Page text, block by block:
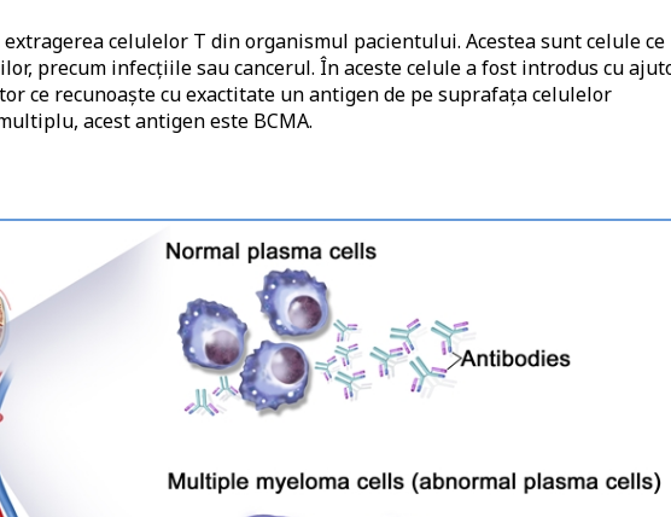
celulelor T din organismul pacientului. Acestea sunt celule ce
precum infecțiile sau cancerul. În aceste celule a fost introdus cu
ce recunoaște cu exactitate un antigen de pe suprafața celulelor
acest antigen este BCMA.